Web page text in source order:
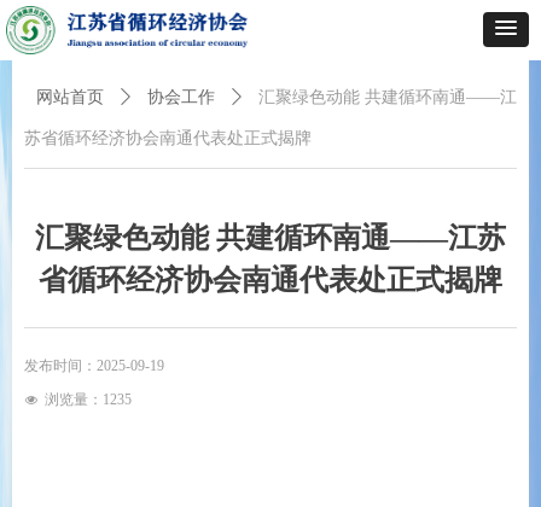
汇聚绿色动能 共建循环南通——江苏
省循环经济协会南通代表处正式揭牌
发布时间： 2025-09-19
넶 浏览量： 1235
网站首页 ꄲ 协会工作 ꄲ 汇聚绿色动能 共建循环南通——江
苏省循环经济协会南通代表处正式揭牌